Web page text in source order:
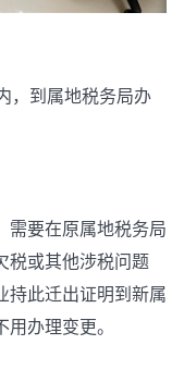
到属地税务局办
要在原属地税务局
税或其他涉税问题
持此迁出证明到新属
办理变更。